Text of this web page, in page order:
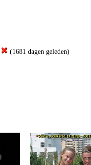
(1681 dagen geleden)